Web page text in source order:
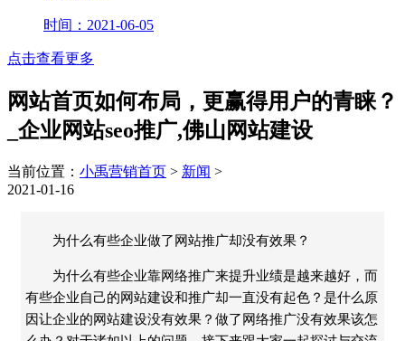
时间：2021-06-05
点击查看更多
网站首页如何布局，更赢得用户的青睐？
_企业网站seo推广,佛山网站建设
当前位置： 小禹营销首页 > 新闻 >
2021-01-16
为什么有些企业做了网站推广却没有效果？
为什么有些企业靠网络推广来提升业绩是越来越好，而
有些企业自己的网站建设和推广却一直没有起色？是什么原
因让企业的网站建设没有效果？做了网络推广没有效果该怎